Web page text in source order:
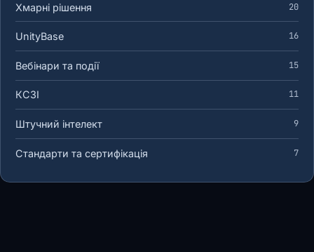
Хмарні рішення 20
UnityBase 16
Вебінари та події 15
КСЗІ 11
Штучний інтелект 9
Стандарти та сертифікація 7